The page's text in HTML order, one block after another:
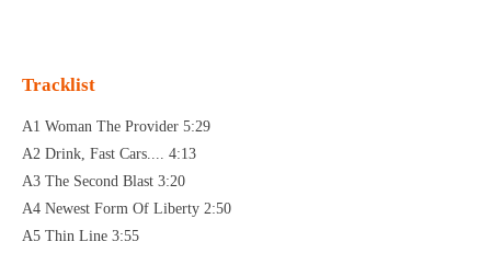
Tracklist
A1 Woman The Provider 5:29
A2 Drink, Fast Cars.... 4:13
A3 The Second Blast 3:20
A4 Newest Form Of Liberty 2:50
A5 Thin Line 3:55